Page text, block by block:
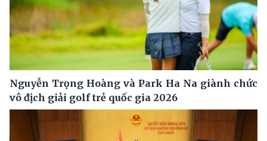
Nguyễn Trọng Hoàng và Park Ha Na giành chức
vô địch giải golf trẻ quốc gia 2026